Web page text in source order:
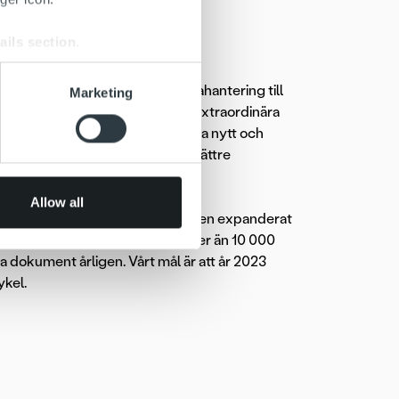
section
our traffic. We also share
Marketing
Allow all
från distribution och reskontrahantering till
och vi brinner för att skapa extraordinära
Genom att vi vågar tänka nytt och
av stärkta kundrelationer och bättre
genom förvärv de senaste åren expanderat
Sverige och Norge och mer än 10 000
dokument årligen. Vårt mål är att år 2023